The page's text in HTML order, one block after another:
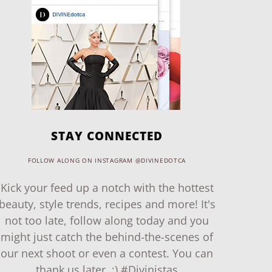
STAY CONNECTED
FOLLOW ALONG ON INSTAGRAM @DIVINEDOTCA
Kick your feed up a notch with the hottest
beauty, style trends, recipes and more! It's
not too late, follow along today and you
might just catch the behind-the-scenes of
our next shoot or even a contest. You can